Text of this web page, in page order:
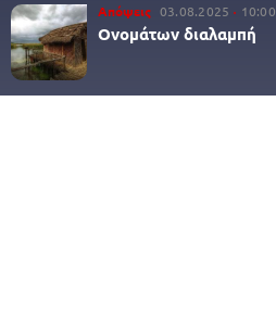
Απόψεις 03.08.2025 10:00
Ονομάτων διαλαμπή